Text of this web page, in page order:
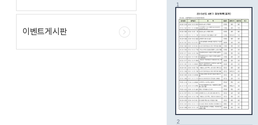
이벤트게시판